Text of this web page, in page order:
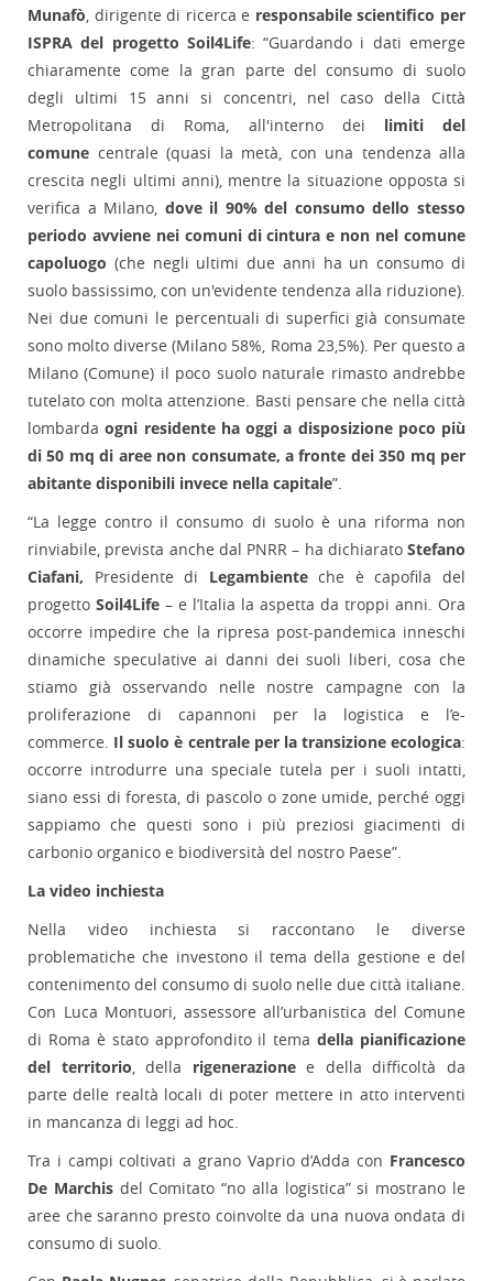
Munafò, dirigente di ricerca e responsabile scientifico per
ISPRA del progetto Soil4Life: “Guardando i dati emerge
chiaramente come la gran parte del consumo di suolo
degli ultimi 15 anni si concentri, nel caso della Città
Metropolitana di Roma, all'interno dei limiti del
comune centrale (quasi la metà, con una tendenza alla
crescita negli ultimi anni), mentre la situazione opposta si
verifica a Milano, dove il 90% del consumo dello stesso
periodo avviene nei comuni di cintura e non nel comune
capoluogo (che negli ultimi due anni ha un consumo di
suolo bassissimo, con un'evidente tendenza alla riduzione).
Nei due comuni le percentuali di superfici già consumate
sono molto diverse (Milano 58%, Roma 23,5%). Per questo a
Milano (Comune) il poco suolo naturale rimasto andrebbe
tutelato con molta attenzione. Basti pensare che nella città
lombardaogni residente ha oggi a disposizione poco più
di 50 mq di aree non consumate, a fronte dei 350 mq per
abitante disponibili invece nella capitale”.
“La legge contro il consumo di suolo è una riforma non
rinviabile, prevista anche dal PNRR – ha dichiarato Stefano
Ciafani, Presidente di Legambienteche è capofila del
progetto Soil4Life – e l’Italia la aspetta da troppi anni. Ora
occorre impedire che la ripresa post-pandemica inneschi
dinamiche speculative ai danni dei suoli liberi, cosa che
stiamo già osservando nelle nostre campagne con la
proliferazione di capannoni per la logistica e l’e-
commerce. Il suolo è centrale per la transizione ecologica:
occorre introdurre una speciale tutela per i suoli intatti,
siano essi di foresta, di pascolo o zone umide, perché oggi
sappiamo che questi sono i più preziosi giacimenti di
carbonio organico e biodiversità del nostro Paese”.
La video inchiesta
Nella video inchiesta si raccontano le diverse
problematiche che investono il tema della gestione e del
contenimento del consumo di suolo nelle due città italiane.
Con Luca Montuori, assessore all’urbanistica del Comune
di Roma è stato approfondito il temadella pianificazione
del territorio, della rigenerazionee della difficoltà da
parte delle realtà locali di poter mettere in atto interventi
in mancanza di leggi ad hoc.
Tra i campi coltivati a grano Vaprio d’Adda con Francesco
De Marchisdel Comitato “no alla logistica” si mostrano le
aree che saranno presto coinvolte da una nuova ondata di
consumo di suolo.